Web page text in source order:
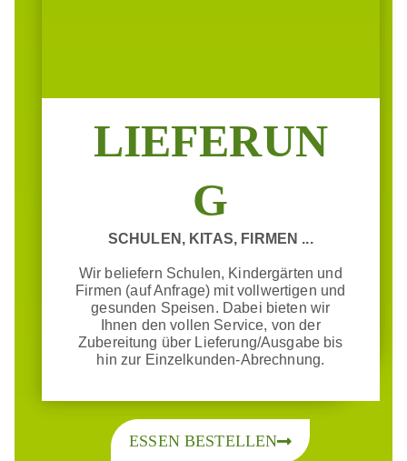
LIEFERUN
G
SCHULEN, KITAS, FIRMEN ...
Wir beliefern Schulen, Kindergärten und
Firmen (auf Anfrage) mit vollwertigen und
gesunden Speisen. Dabei bieten wir
Ihnen den vollen Service, von der
Zubereitung über Lieferung/Ausgabe bis
hin zur Einzelkunden-Abrechnung.
ESSEN BESTELLEN